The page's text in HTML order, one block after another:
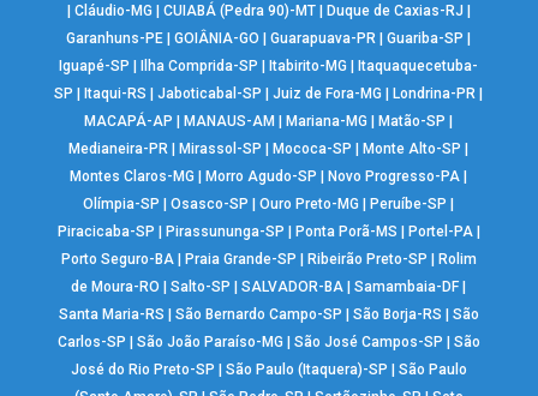
| Cláudio-MG | CUIABÁ (Pedra 90)-MT| Duque de Caxias-RJ |
Garanhuns-PE |GOIÂNIA-GO |Guarapuava-PR |Guariba-SP |
Iguapé-SP |Ilha Comprida-SP |Itabirito-MG |Itaquaquecetuba-
SP |Itaqui-RS |Jaboticabal-SP |Juiz de Fora-MG |Londrina-PR |
MACAPÁ-AP |MANAUS-AM |Mariana-MG |Matão-SP |
Medianeira-PR |Mirassol-SP |Mococa-SP |Monte Alto-SP |
Montes Claros-MG |Morro Agudo-SP |Novo Progresso-PA |
Olímpia-SP |Osasco-SP |Ouro Preto-MG |Peruíbe-SP |
Piracicaba-SP | Pirassununga-SP | Ponta Porã-MS | Portel-PA|
Porto Seguro-BA| Praia Grande-SP | Ribeirão Preto-SP | Rolim
de Moura-RO |Salto-SP |SALVADOR-BA |Samambaia-DF |
Santa Maria-RS | São Bernardo Campo-SP | São Borja-RS | São
Carlos-SP | São João Paraíso-MG | São José Campos-SP | São
José do Rio Preto-SP | São Paulo (Itaquera)-SP | São Paulo